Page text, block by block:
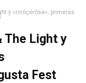
y «rinôçérôse», primeras
The Light y
Fest